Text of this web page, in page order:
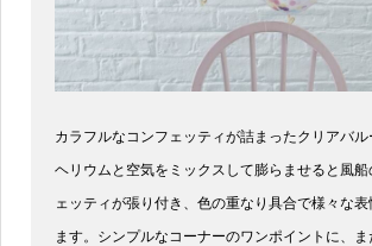
カラフルなコンフェッティが詰まったクリアバル
ヘリウムと空気をミックスして膨らませると風
ェッティが張り付き、色の重なり具合で様々な
ます。シンプルなコーナーのワンポイントに、